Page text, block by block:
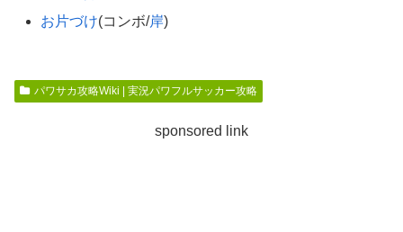
お片づけ(コンボ/岸)
パワサカ攻略Wiki | 実況パワフルサッカー攻略
sponsored link